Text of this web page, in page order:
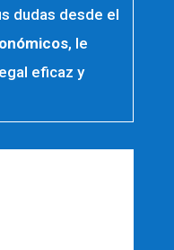
dudas desde el
, le
eficaz y